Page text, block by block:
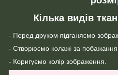
Кілька видів
- Перед друком підганяємо
- Створюємо колажі за
- Коригуємо колір зображення.